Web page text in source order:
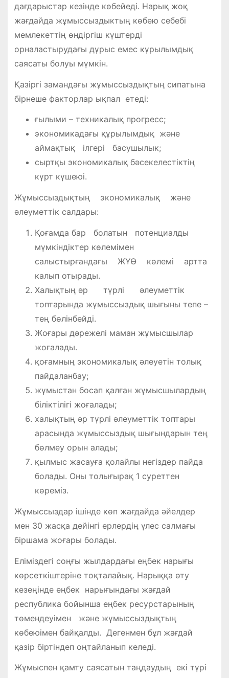
дағдарыстар кезінде көбейеді. Нарық жоқ
жағдайда жұмыссыздыктың көбею себебі
мемлекеттің өндіргіш күштерді
орналастырудағы дұрыс емес кұрылымдық
саясаты болуы мүмкін.
Қазіргі замандағы жұмыссыздықтың сипатына
бірнеше факторлар ықпал етеді:
ғылыми – техникалық прогресс;
экономикадағы құрылымдық және
аймақтық ілгері басушылык;
сыртқы экономикалық бәсекелестіктің
күрт күшеюі.
Жұмыссыздықтың экономикалық және
әлеуметтік салдары:
Қоғамда бар болатын потенциалды
мүмкіндіктер көлемімен
салыстырғандағы ЖҰӨ көлемі артта
калып отырады.
Халықтың әр түрлі әлеуметтік
топтарында жұмыссыздық шығыны тепе –
тең бөлінбейді.
Жоғары дәрежелі маман жұмысшылар
жоғалады.
қоғамның экономикалық әлеуетін толық
пайдаланбау;
жұмыстан босап қалған жұмысшылардың
біліктілігі жоғалады;
халықтың әр түрлі әлеуметтік топтары
арасында жұмыссыздық шығындарын тең
бөлмеу орын алады;
қылмыс жасауға қолайлы негіздер пайда
болады. Оны толығырақ 1 суреттен
көреміз.
Жұмыссыздар ішінде көп жағдайда әйелдер
мен 30 жасқа дейінгі ерлердің үлес салмағы
біршама жоғары болады.
Еліміздегі соңғы жылдардағы еңбек нарығы
көрсеткіштеріне тоқталайық. Нарыққа өту
кезеңінде еңбек нарығындағы жағдай
республика бойынша еңбек ресурстарының
төмендеуімен және жұмыссыздықтың
көбеюімен байқалды. Дегенмен бұл жағдай
қазір біртіндеп оңтайланып келеді.
Жұмыспен қамту саясатын таңдаудың екі түрі